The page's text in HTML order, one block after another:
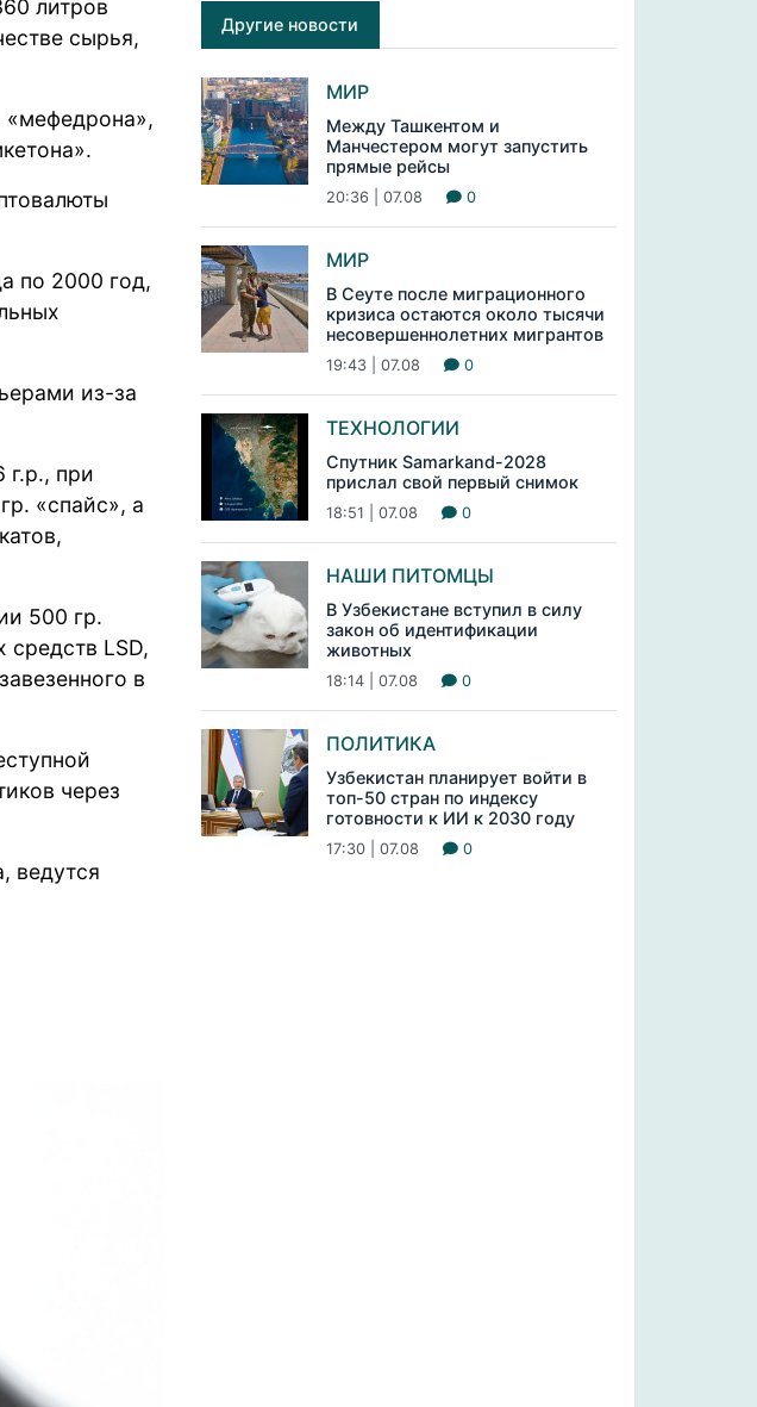
литров
сырья,
«мефедрона»,
по 2000 год,
из-за
г.р., при
«спайс», а
500 гр.
средств LSD,
в
через
ведутся
Другие новости
МИР
Между Ташкентом и
Манчестером могут запустить
прямые рейсы
20:36 | 07.08 0
МИР
В Сеуте после миграционного
кризиса остаются около тысячи
несовершеннолетних мигрантов
19:43 | 07.08 0
ТЕХНОЛОГИИ
Спутник Samarkand-2028
прислал свой первый снимок
18:51 | 07.08 0
НАШИ ПИТОМЦЫ
В Узбекистане вступил в силу
закон об идентификации
животных
18:14 | 07.08 0
ПОЛИТИКА
Узбекистан планирует войти в
топ-50 стран по индексу
готовности к ИИ к 2030 году
17:30 | 07.08 0